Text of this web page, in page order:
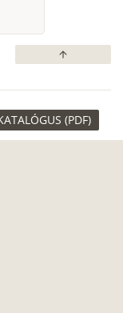
arrow_upward
(PDF)